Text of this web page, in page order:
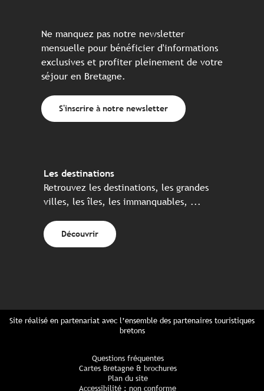
Ne manquez pas notre newsletter
mensuelle pour bénéficier d'informations
exclusives et profiter pleinement de votre
séjour en Bretagne.
S'inscrire à notre newsletter
Les destinations
Retrouvez les destinations, les grandes
villes, les îles, les immanquables, ...
Découvrir
Site réalisé en partenariat avec l’ensemble des partenaires touristiques
bretons
Questions fréquentes
Cartes Bretagne & brochures
Plan du site
Accessibilité : non conforme